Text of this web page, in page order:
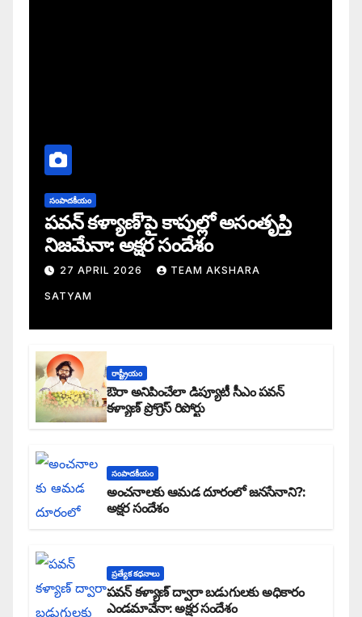
సంపాదకీయం
పవన్ కళ్యాణ్’పై కాపుల్లో అసంతృప్తి
నిజమేనా: అక్షర సందేశం
27 APRIL 2026 TEAM AKSHARA
SATYAM
రాష్ట్రీయం
ఔరా అనిపించేలా డిప్యూటీ సీఎం పవన్
కళ్యాణ్ ప్రోగ్రెస్ రిపోర్టు
సంపాదకీయం
అంచనాలకు ఆమడ దూరంలో జనసేనాని?:
అక్షర సందేశం
ప్రత్యేక కధనాలు
పవన్ కళ్యాణ్ ద్వారా బడుగులకు అధికారం
ఎండమావేనా: అక్షర సందేశం